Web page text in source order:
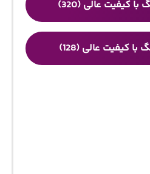
کیفیت عالی (320)
با کیفیت عالی (128)